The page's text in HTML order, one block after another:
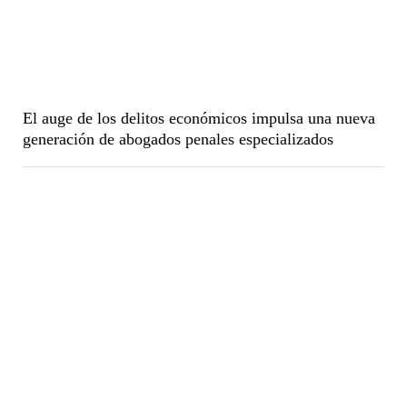
El auge de los delitos económicos impulsa una nueva
generación de abogados penales especializados